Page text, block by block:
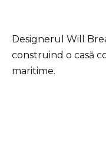
Designerul Will
construind o casă
maritime.